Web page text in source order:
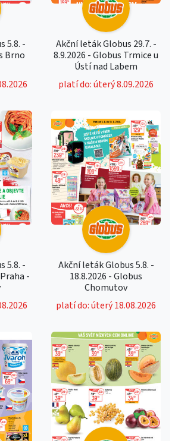
5.8. -
Brno
Akční leták Globus 29.7. -
8.9.2026 - Globus Trmice u
Ústí nad Labem
platí do: úterý 8.09.2026
5.8. -
-
Akční leták Globus 5.8. -
18.8.2026 - Globus
Chomutov
platí do: úterý 18.08.2026